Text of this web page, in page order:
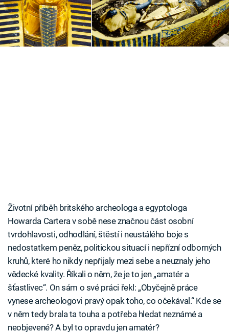
obletěl celý svět, vzbudil zájem o Egypt a
archeologii, a stvořil mýtus o faraonově kletbě.
Životní příběh britského archeologa a egyptologa
Howarda Cartera v sobě nese značnou část osobní
tvrdohlavosti, odhodlání, štěstí i neustálého boje s
nedostatkem peněz, politickou situací i nepřízní odborných
kruhů, které ho nikdy nepřijaly mezi sebe a neuznaly jeho
vědecké kvality. Říkali o něm, že je to jen „amatér a
šťastlivec“. On sám o své práci řekl: „Obyčejně práce
vynese archeologovi pravý opak toho, co očekával.“ Kde se
v něm tedy brala ta touha a potřeba hledat neznámé a
neobjevené? A byl to opravdu jen amatér?